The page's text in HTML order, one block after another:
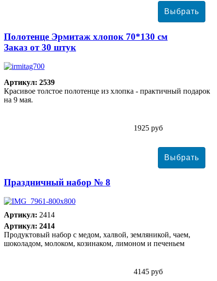
Полотенце Эрмитаж хлопок 70*130 см
Заказ от 30 штук
Артикул: 2539
Красивое толстое полотенце из хлопка - практичный подарок
на 9 мая.
1925 руб
Праздничный набор № 8
Артикул: 2414
Артикул: 2414
Продуктовый набор с медом, халвой, земляникой, чаем,
шоколадом, молоком, козинаком, лимоном и печеньем
4145 руб